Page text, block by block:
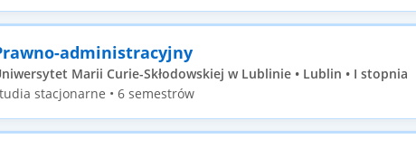
administracyjny
Marii Curie-Skłodowskiej w Lublinie • Lublin • I stopnia
stacjonarne • 6 semestrów